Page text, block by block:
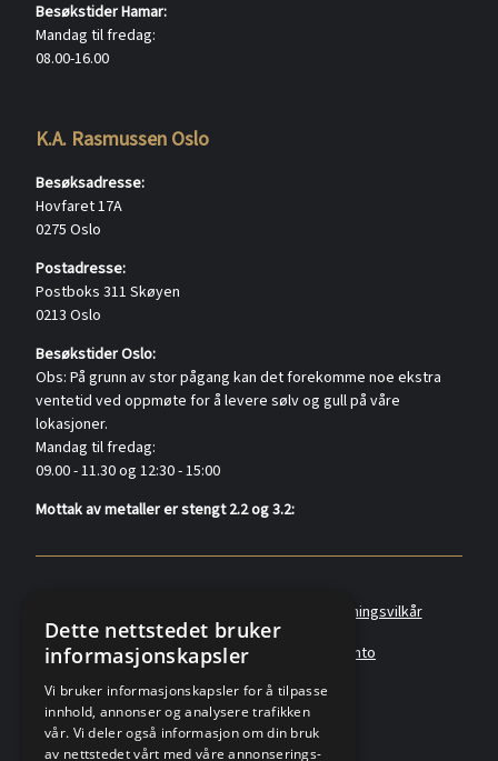
Besøkstider Hamar:
Mandag til fredag:
08.00-16.00
K.A. Rasmussen Oslo
Besøksadresse:
Hovfaret 17A
0275 Oslo
Postadresse:
Postboks 311 Skøyen
0213 Oslo
Besøkstider Oslo:
Obs: På grunn av stor pågang kan det forekomme noe ekstra
ventetid ved oppmøte for å levere sølv og gull på våre
lokasjoner.
Mandag til fredag:
09.00 - 11.30 og 12:30 - 15:00
Mottak av metaller er stengt 2.2 og 3.2:
Forretningsvilkår
Angreskjema
Om oss Metallkonto
Dette nettstedet bruker
informasjonskapsler
Vi bruker informasjonskapsler for å tilpasse
innhold, annonser og analysere trafikken
vår. Vi deler også informasjon om din bruk
av nettstedet vårt med våre annonserings-